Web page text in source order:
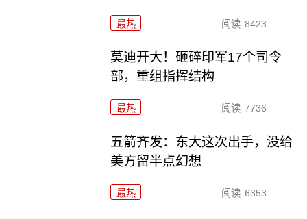
最热 阅读 8423
莫迪开大！砸碎印军17个司令
部，重组指挥结构
最热 阅读 7736
五箭齐发：东大这次出手，没给
美方留半点幻想
最热 阅读 6353